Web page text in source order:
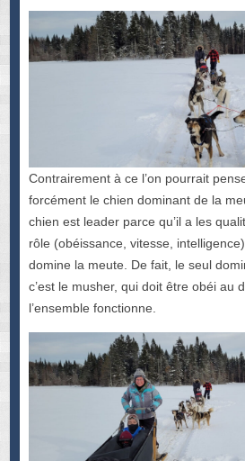
Contrairement à ce l’on pourrait
forcément le chien dominant de la
chien est leader parce qu’il a les
rôle (obéissance, vitesse,
domine la meute. De fait, le seul
c’est le musher, qui doit être obéi au
l’ensemble fonctionne.